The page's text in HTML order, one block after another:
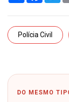
Polícia Civil
DO MESMO